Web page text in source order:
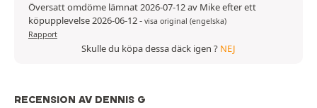
Översatt omdöme lämnat 2026-07-12 av Mike efter ett
köpupplevelse 2026-06-12- visa original (engelska)
Rapport
Skulle du köpa dessa däck igen ? NEJ
RECENSION AV DENNIS G